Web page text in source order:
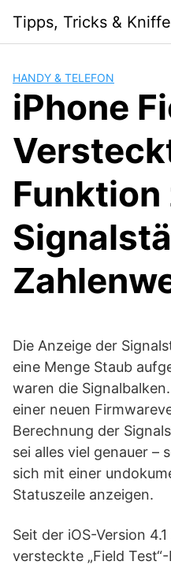
content
Tipps, Tricks & Kniffe
HANDY & TELEFON
iPhone
Die Anzeige der
eine Menge Staub
waren die
einer neuen
Berechnung der
sei alles viel genauer –
sich mit einer
Statuszeile anzeigen.
Seit der iOS-Version
versteckte „Field